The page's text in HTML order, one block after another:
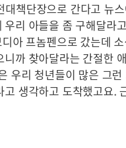
책단장으로 간다고 뉴
우리 아들을 좀 구해달라
아 프놈펜으로 갔는데
니까 찾아달라는 간절한
우리 청년들이 많은 그
고 생각하고 도착했고요.